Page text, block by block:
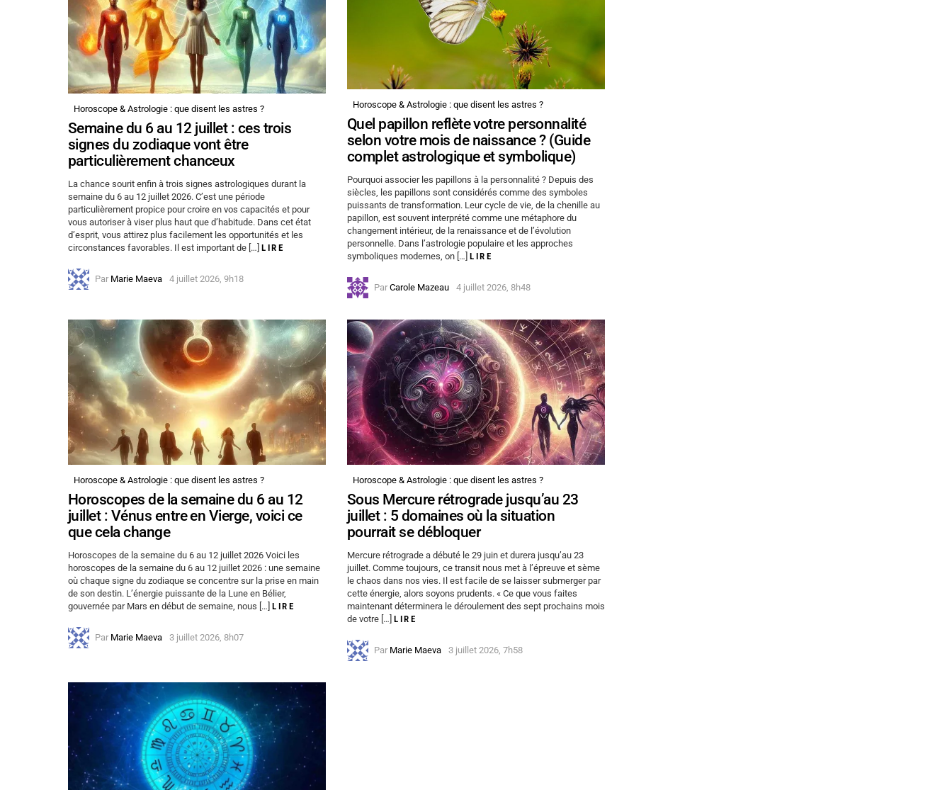
Horoscope & Astrologie : que disent les astres ?
Semaine du 6 au 12 juillet : ces trois
signes du zodiaque vont être
particulièrement chanceux
La chance sourit enfin à trois signes astrologiques durant la
semaine du 6 au 12 juillet 2026. C’est une période
particulièrement propice pour croire en vos capacités et pour
vous autoriser à viser plus haut que d’habitude. Dans cet état
d’esprit, vous attirez plus facilement les opportunités et les
circonstances favorables. Il est important de […] LIRE
Par Marie Maeva 4 juillet 2026, 9h18
Horoscope & Astrologie : que disent les astres ?
Quel papillon reflète votre personnalité
selon votre mois de naissance ? (Guide
complet astrologique et symbolique)
Pourquoi associer les papillons à la personnalité ? Depuis des
siècles, les papillons sont considérés comme des symboles
puissants de transformation. Leur cycle de vie, de la chenille au
papillon, est souvent interprété comme une métaphore du
changement intérieur, de la renaissance et de l’évolution
personnelle. Dans l’astrologie populaire et les approches
symboliques modernes, on […] LIRE
Par Carole Mazeau 4 juillet 2026, 8h48
Horoscope & Astrologie : que disent les astres ?
Horoscopes de la semaine du 6 au 12
juillet : Vénus entre en Vierge, voici ce
que cela change
Horoscopes de la semaine du 6 au 12 juillet 2026 Voici les
horoscopes de la semaine du 6 au 12 juillet 2026 : une semaine
où chaque signe du zodiaque se concentre sur la prise en main
de son destin. L’énergie puissante de la Lune en Bélier,
gouvernée par Mars en début de semaine, nous […] LIRE
Par Marie Maeva 3 juillet 2026, 8h07
Horoscope & Astrologie : que disent les astres ?
Sous Mercure rétrograde jusqu’au 23
juillet : 5 domaines où la situation
pourrait se débloquer
Mercure rétrograde a débuté le 29 juin et durera jusqu’au 23
juillet. Comme toujours, ce transit nous met à l’épreuve et sème
le chaos dans nos vies. Il est facile de se laisser submerger par
cette énergie, alors soyons prudents. « Ce que vous faites
maintenant déterminera le déroulement des sept prochains mois
de votre […] LIRE
Par Marie Maeva 3 juillet 2026, 7h58